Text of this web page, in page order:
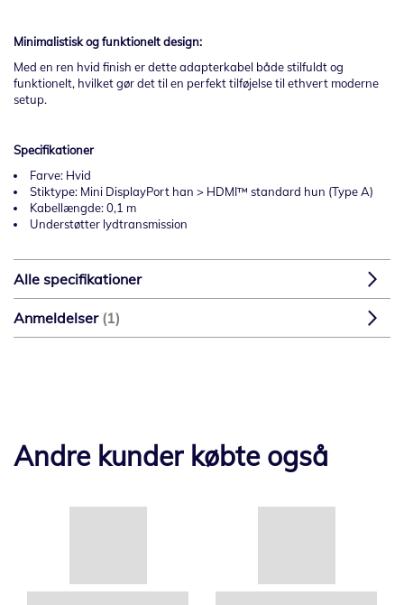
Minimalistisk og funktionelt design:
Med en ren hvid finish er dette adapterkabel både stilfuldt og
funktionelt, hvilket gør det til en perfekt tilføjelse til ethvert moderne
setup.
Specifikationer
Farve: Hvid
Stiktype: Mini DisplayPort han > HDMI™ standard hun (Type A)
Kabellængde: 0,1 m
Understøtter lydtransmission
Alle specifikationer
Anmeldelser 1
Andre kunder købte også